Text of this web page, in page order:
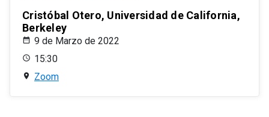
Cristóbal Otero, Universidad de California,
Berkeley
9 de Marzo de 2022
15:30
Zoom